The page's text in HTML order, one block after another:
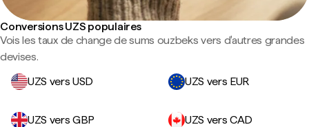
Conversions UZS populaires
Vois les taux de change de sums ouzbeks vers d'autres grandes
devises.
UZS vers USD
UZS vers EUR
UZS vers GBP UZS vers CAD